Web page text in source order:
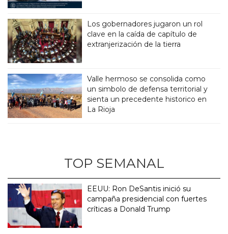
Los gobernadores jugaron un rol
clave en la caída de capítulo de
extranjerización de la tierra
Valle hermoso se consolida como
un simbolo de defensa territorial y
sienta un precedente historico en
La Rioja
TOP SEMANAL
EEUU: Ron DeSantis inició su
campaña presidencial con fuertes
críticas a Donald Trump